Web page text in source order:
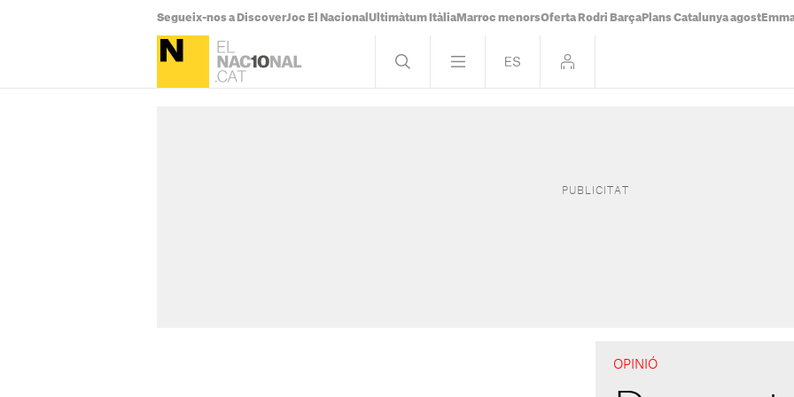
Segueix-nos a DiscoverJoc El Nacional Ultimàtum Itàlia Marroc menorsOferta Rodri Barça Plans Catalunya agost
OPINIÓ